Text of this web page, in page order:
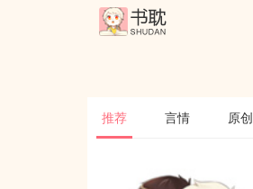
推荐 言情 原创